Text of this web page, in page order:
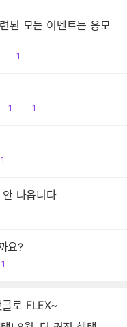
댓1
공1
댓1
댓1
나옵니다
요?
댓1
로 FLEX~